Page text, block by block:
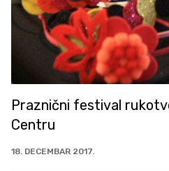
Praznični festival
Centru
18. DECEMBAR 2017.